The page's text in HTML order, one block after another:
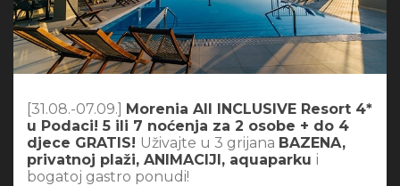
[31.08.-07.09.] Morenia All INCLUSIVE Resort 4*
u Podaci! 5 ili 7 noćenja za 2 osobe + do 4
djece GRATIS! Uživajte u 3 grijana BAZENA,
privatnoj plaži, ANIMACIJI, aquaparku i
bogatoj gastro ponudi!